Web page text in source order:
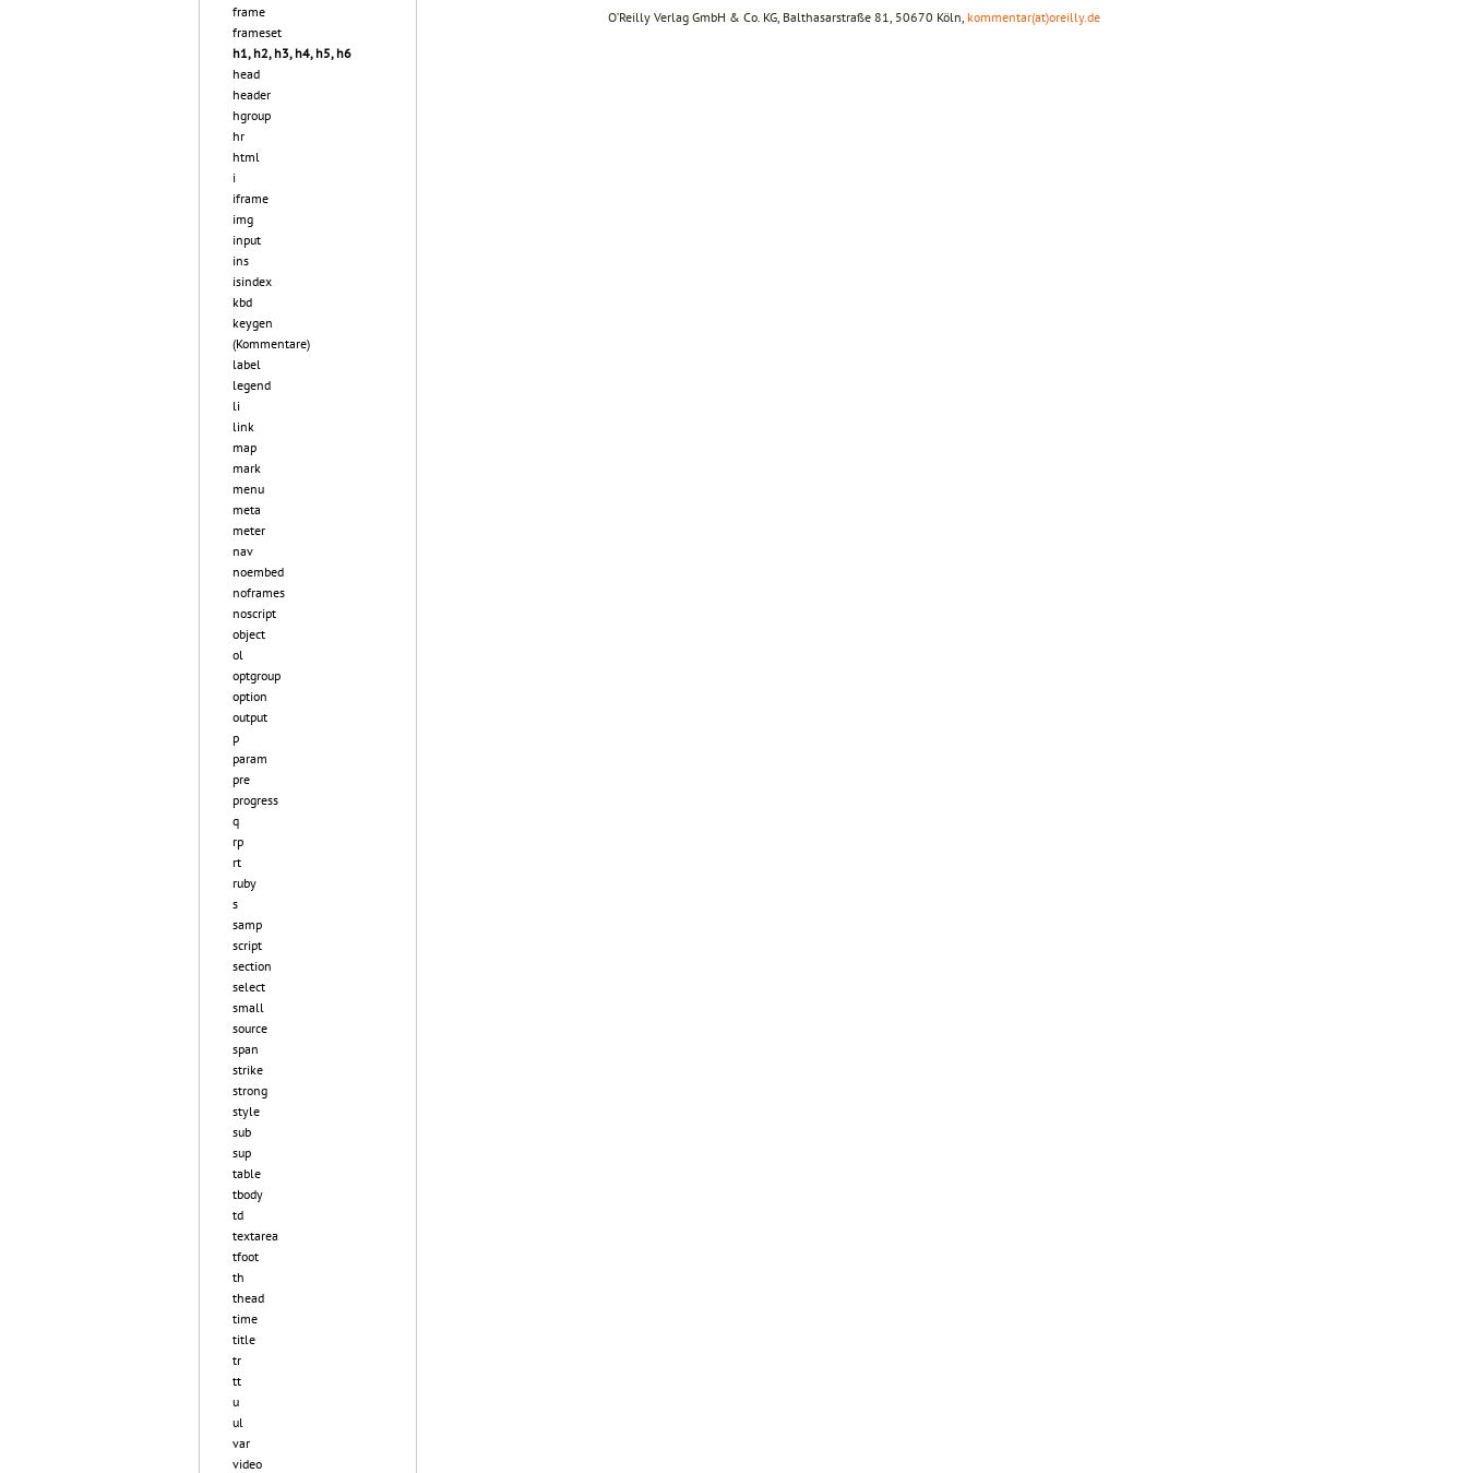
frame
frameset
h1, h2, h3, h4, h5, h6
head
header
hgroup
hr
html
i
iframe
img
input
ins
isindex
kbd
keygen
(Kommentare)
label
legend
li
link
map
mark
menu
meta
meter
nav
noembed
noframes
noscript
object
ol
optgroup
option
output
p
param
pre
progress
q
rp
rt
ruby
s
samp
script
section
select
small
source
span
strike
strong
style
sub
sup
table
tbody
td
textarea
tfoot
th
thead
time
title
tr
tt
u
ul
var
video
O’Reilly Verlag GmbH & Co. KG, Balthasarstraße 81, 50670 Köln, kommentar(at)oreilly.de